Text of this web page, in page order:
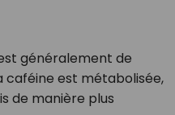
généralement de
caféine est métabolisée,
de manière plus